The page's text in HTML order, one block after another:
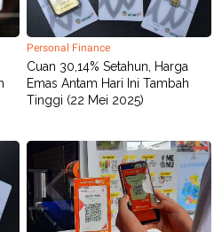
Personal Finance
Cuan 30,14% Setahun, Harga
Emas Antam Hari Ini Tambah
Tinggi (22 Mei 2025)